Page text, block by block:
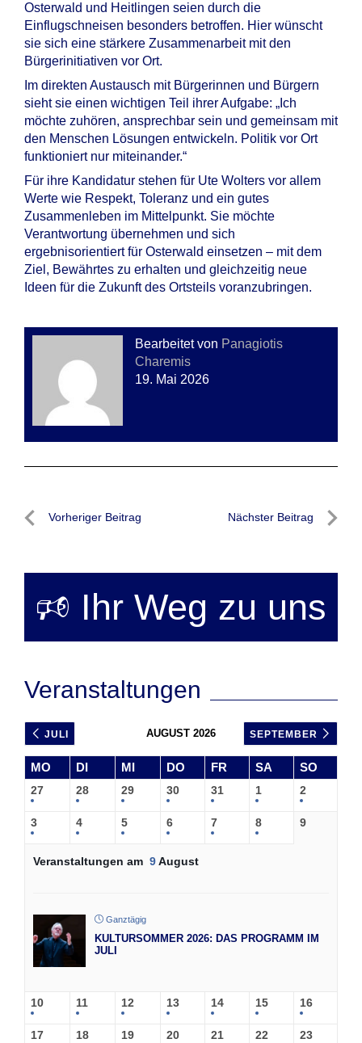
Osterwald und Heitlingen seien durch die
Einflugschneisen besonders betroffen. Hier wünscht
sie sich eine stärkere Zusammenarbeit mit den
Bürgerinitiativen vor Ort.
Im direkten Austausch mit Bürgerinnen und Bürgern
sieht sie einen wichtigen Teil ihrer Aufgabe: „Ich
möchte zuhören, ansprechbar sein und gemeinsam mit
den Menschen Lösungen entwickeln. Politik vor Ort
funktioniert nur miteinander.“
Für ihre Kandidatur stehen für Ute Wolters vor allem
Werte wie Respekt, Toleranz und ein gutes
Zusammenleben im Mittelpunkt. Sie möchte
Verantwortung übernehmen und sich
ergebnisorientiert für Osterwald einsetzen – mit dem
Ziel, Bewährtes zu erhalten und gleichzeitig neue
Ideen für die Zukunft des Ortsteils voranzubringen.
Bearbeitet von Panagiotis
Charemis
19. Mai 2026
Beitragsnavigation
Vorheriger Beitrag Nächster Beitrag
🕫 Ihr Weg zu uns
Veranstaltungen
JULI AUGUST 2026 SEPTEMBER
MO DI MI DO FR SA SO
27 28 29 30 31 1 2
3 4 5 6 7 8 9
Veranstaltungen am 9August
Ganztägig
KULTURSOMMER 2026: DAS PROGRAMM IM
JULI
10 11 12 13 14 15 16
17 18 19 20 21 22 23